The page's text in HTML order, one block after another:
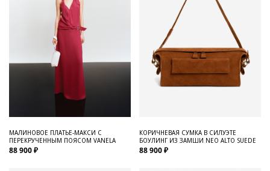
МАЛИНОВОЕ ПЛАТЬЕ-МАКСИ С
ПЕРЕКРУЧЕННЫМ ПОЯСОМ VANELA
88 900 ₽
КОРИЧНЕВАЯ СУМКА В СИЛУЭТЕ
БОУЛИНГ ИЗ ЗАМШИ NEO ALTO SUEDE
88 900 ₽